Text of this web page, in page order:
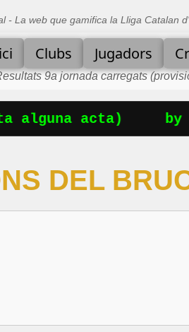
- La web que gamifica la Lliga Catalan
Clubs Jugadors
9a jornada carregats
acta) by
DEL